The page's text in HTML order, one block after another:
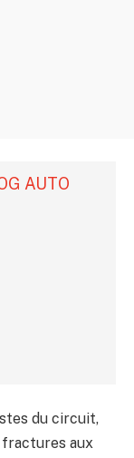
AUTO
du circuit,
aux